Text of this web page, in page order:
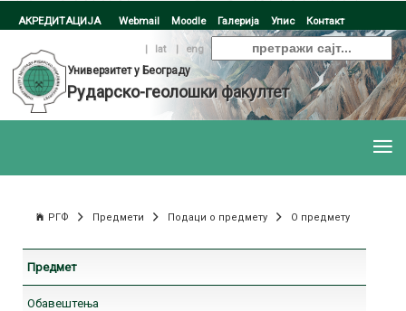
АКРЕДИТАЦИЈА Webmail Moodle Галерија Упис Контакт
| lat |
eng
Универзитет у Београду
Рударско-геолошки факултет
РГФ Предмети Подаци о предмету О предмету
Предмет
Обавештења